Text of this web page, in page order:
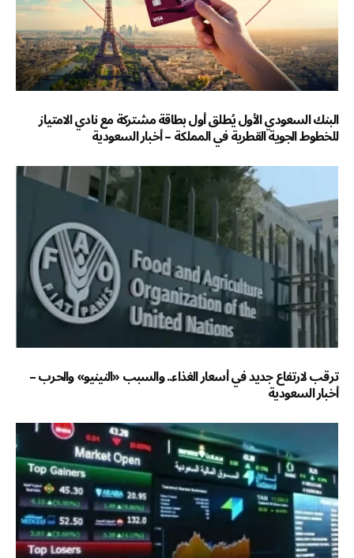
البنك السعودي الأول يُطلق أول بطاقة مشتركة مع نادي الامتياز
للخطوط الجوية القطرية في المملكة – أخبار السعودية
ترقب لارتفاع جديد في أسعار الغذاء.. والسبب «النينيو» والحرب –
أخبار السعودية